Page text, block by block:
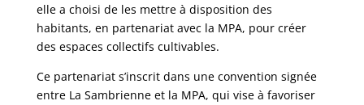
elle a choisi de les mettre à disposition des
habitants, en partenariat avec la MPA, pour créer
des espaces collectifs cultivables.
Ce partenariat s’inscrit dans une convention signée
entre La Sambrienne et la MPA, qui vise à favoriser